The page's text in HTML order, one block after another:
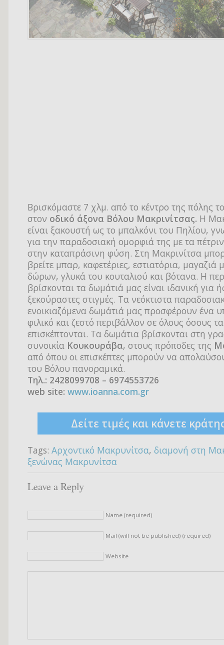
Βρισκόμαστε 7 χλμ. από το κέντρο της πόλης
στον οδικό άξονα Βόλου Μακρινίτσας. Η
είναι ξακουστή ως το μπαλκόνι του Πηλίου,
για την παραδοσιακή ομορφιά της με τα
στην καταπράσινη φύση. Στη Μακρινίτσα
βρείτε μπαρ, καφετέριες, εστιατόρια, μαγαζιά
δώρων, γλυκά του κουταλιού και βότανα. Η
βρίσκονται τα δωμάτιά μας είναι ιδανική για
ξεκούραστες στιγμές. Τα νεόκτιστα
ενοικιαζόμενα δωμάτιά μας προσφέρουν ένα
φιλικό και ζεστό περιβάλλον σε όλους όσους τα
επισκέπτονται. Τα δωμάτια βρίσκονται στη
συνοικία Κουκουράβα, στους πρόποδες της
από όπου οι επισκέπτες μπορούν να
του Βόλου πανοραμικά.
Τηλ.: 2428099708 – 6974553726
web site: www.ioanna.com.gr
Δείτε τιμές και κάνετε
Tags: Aρχοντικό Μακρυνίτσα, διαμονή στη
ξενώνας Μακρυνίτσα
Leave a Reply
Name (required)
Mail (will not be published) (required)
Website